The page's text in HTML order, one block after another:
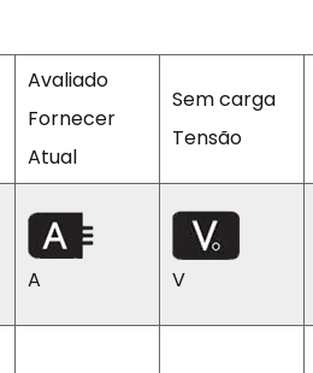
Avaliado
Fornecer
Atual
Sem carga
Tensão
A V